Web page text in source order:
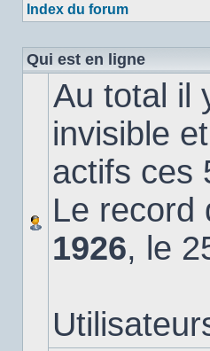
Index du forum
Qui est en ligne
Au total il
invisible
actifs ces
Le record
1926, le